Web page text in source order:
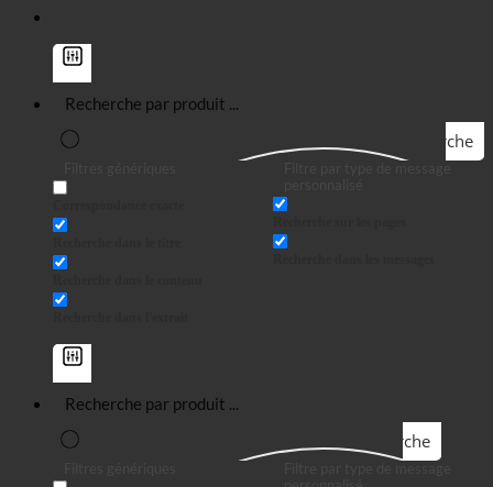
Recherche
Recherche